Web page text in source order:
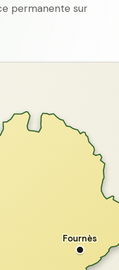
permanente sur
Fournès